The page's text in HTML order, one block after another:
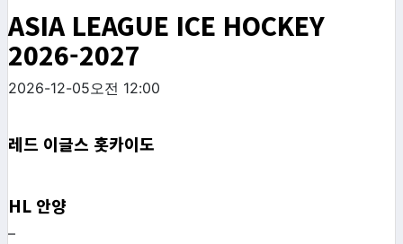
ASIA LEAGUE ICE HOCKEY
2026-2027
2026-12-05오전 12:00
레드 이글스 홋카이도
HL 안양
–